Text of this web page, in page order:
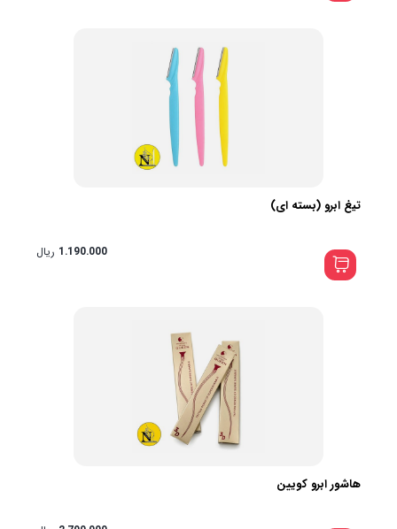
تیغ ابرو (بسته ای)
1.190.000 ریال
هاشور ابرو کویین